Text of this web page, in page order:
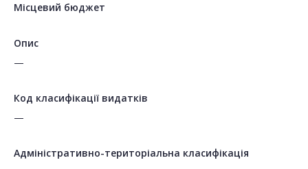
Місцевий бюджет
Опис
—
Код класифікації видатків
—
Адміністративно-територіальна класифікація